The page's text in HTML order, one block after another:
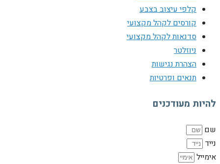
קלפי עיצוב בצבע
קורסים לקהל מקצועי
סדנאות לקהל מקצועי
ניוזלטר
הצהרת נגישות
תנאים ופרטיות
להיות מעודכנים
שם
נייד
אימייל